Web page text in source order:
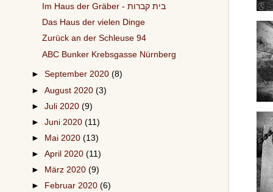
Im Haus der Gräber - בית קברות
Das Haus der vielen Dinge
Zurück an der Schleuse 94
ABC Bunker Krebsgasse Nürnberg
►September 2020(8)
►August 2020(3)
►Juli 2020(9)
►Juni 2020(11)
►
Mai 2020(13)
►April 2020(11)
►
März 2020(9)
►
Februar 2020(6)